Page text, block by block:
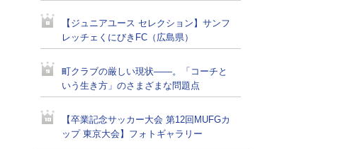
【ジュニアユース セレクション】サンフ
レッチェくにびきFC（広島県）
町クラブの厳しい現状――。「コーチと
いう生き方」のさまざまな問題点
【卒業記念サッカー大会 第12回MUFGカ
ップ 東京大会】フォトギャラリー